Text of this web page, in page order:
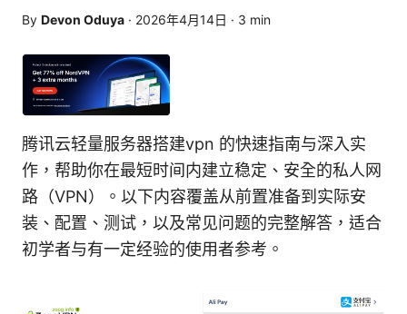
By Devon Oduya · 2026年4月14日 · 3 min
腾讯云轻量服务器搭建vpn 的快速指南与深入实
作，帮助你在最短时间内建立稳定、安全的私人网
路（VPN）。以下内容覆盖从前置准备到实际安
装、配置、测试，以及常见问题的完整解答，适合
初学者与有一定经验的使用者参考。